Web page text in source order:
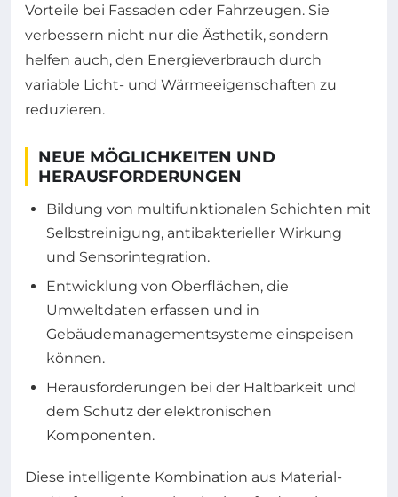
Vorteile bei Fassaden oder Fahrzeugen. Sie
verbessern nicht nur die Ästhetik, sondern
helfen auch, den Energieverbrauch durch
variable Licht- und Wärmeeigenschaften zu
reduzieren.
NEUE MÖGLICHKEITEN UND
HERAUSFORDERUNGEN
Bildung von multifunktionalen Schichten mit
Selbstreinigung, antibakterieller Wirkung
und Sensorintegration.
Entwicklung von Oberflächen, die
Umweltdaten erfassen und in
Gebäudemanagementsysteme einspeisen
können.
Herausforderungen bei der Haltbarkeit und
dem Schutz der elektronischen
Komponenten.
Diese intelligente Kombination aus Material-